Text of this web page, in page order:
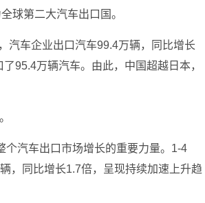
球第二大汽车出口国。
汽车企业出口汽车99.4万辆，同比增长
95.4万辆汽车。由此，中国超越日本，
个汽车出口市场增长的重要力量。1-4
，同比增长1.7倍，呈现持续加速上升趋